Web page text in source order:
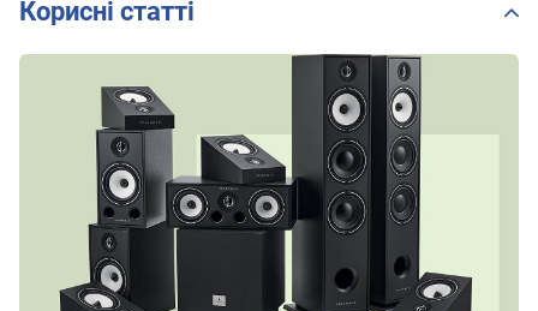
Корисні статті